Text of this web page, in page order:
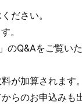
ださい。
。
Q&Aをご覧い
が加算されます。
らのお申込みも